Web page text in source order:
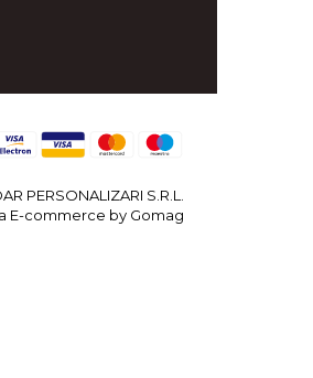
PERSONALIZARI S.R.L.
E-commerce by Gomag